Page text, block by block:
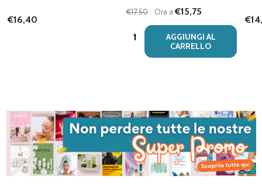
€16,40
€17,50 Ora a€15,75
Quantità:
AGGIUNGI AL
CARRELLO